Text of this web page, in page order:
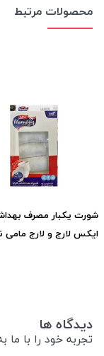
محصولات مرتبط
شورت یکبار مصرف
ایکس لارج و لارج مامی
دیدگاه ها
تجربه خود را با ما